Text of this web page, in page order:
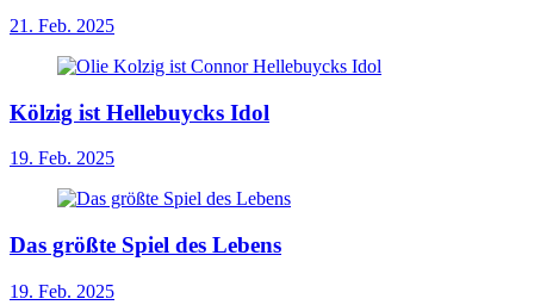
21. Feb. 2025
Kölzig ist Hellebuycks Idol
19. Feb. 2025
Das größte Spiel des Lebens
19. Feb. 2025